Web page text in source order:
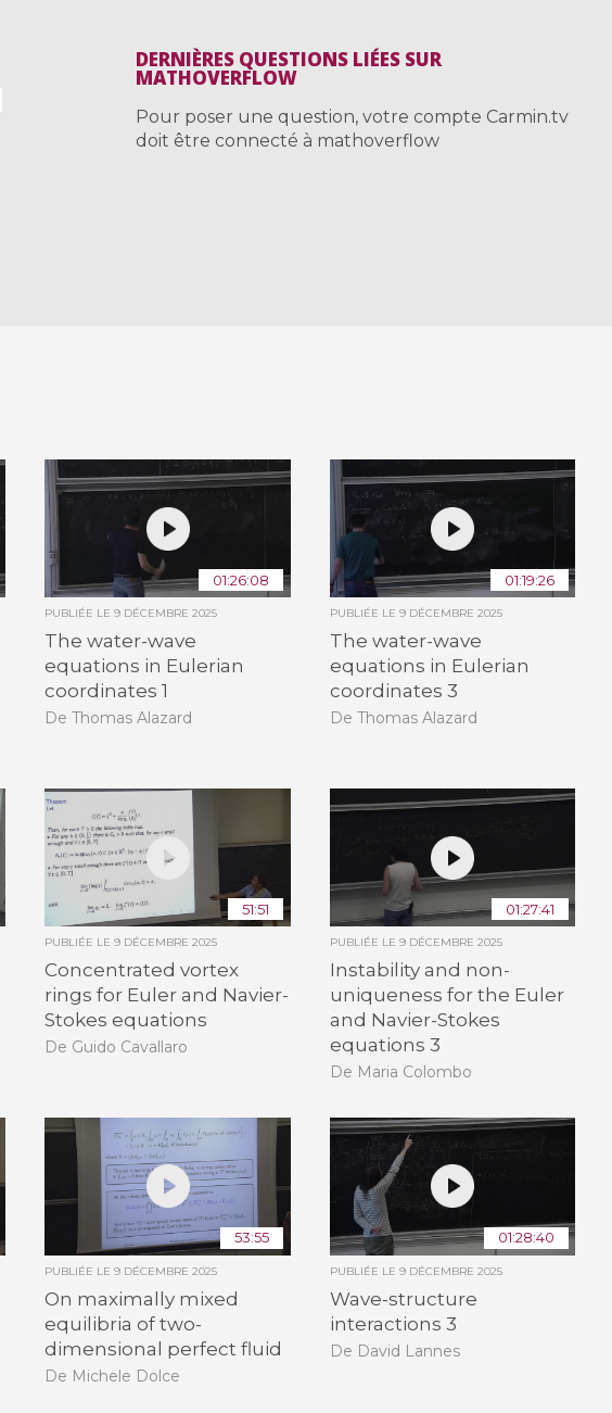
DERNIÈRES QUESTIONS LIÉES SUR
MATHOVERFLOW
Pour poser une question, votre compte Carmin.tv
doit être connecté à mathoverflow
01:26:08
PUBLIÉE LE9 DÉCEMBRE 2025
The water-wave
equations in Eulerian
coordinates 1
De Thomas Alazard
01:19:26
PUBLIÉE LE 9 DÉCEMBRE 2025
The water-wave
equations in Eulerian
coordinates 3
De Thomas Alazard
51:51
PUBLIÉE LE9 DÉCEMBRE 2025
Concentrated vortex
rings for Euler and Navier-
Stokes equations
De Guido Cavallaro
01:27:41
PUBLIÉE LE 9 DÉCEMBRE 2025
Instability and non-
uniqueness for the Euler
and Navier-Stokes
equations 3
De Maria Colombo
53:55
PUBLIÉE LE9 DÉCEMBRE 2025
On maximally mixed
equilibria of two-
dimensional perfect fluid
De Michele Dolce
01:28:40
PUBLIÉE LE 9 DÉCEMBRE 2025
Wave-structure
interactions 3
De David Lannes